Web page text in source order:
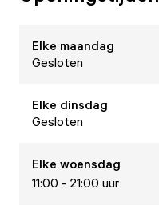
Elke maandag
Gesloten
Elke dinsdag
Gesloten
Elke woensdag
11:00 - 21:00 uur